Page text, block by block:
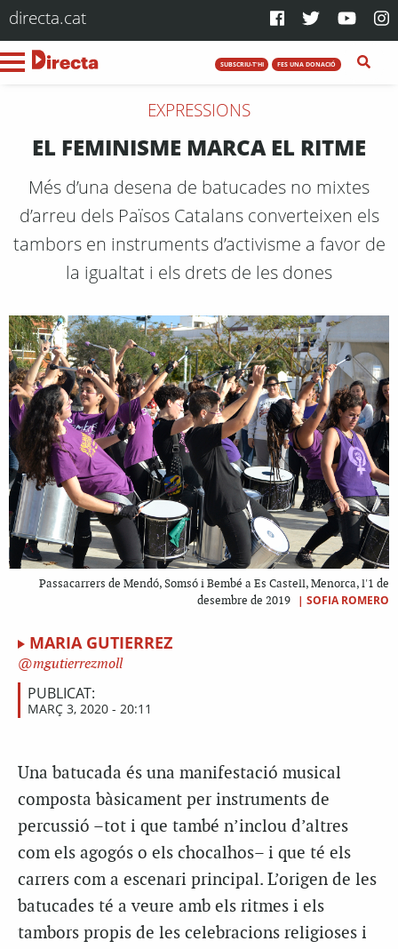
directa.cat
SUBSCRIU-T'HI FES UNA DONACIÓ
EXPRESSIONS
EL FEMINISME MARCA EL RITME
Més d’una desena de batucades no mixtes
d’arreu dels Països Catalans converteixen els
tambors en instruments d’activisme a favor de
la igualtat i els drets de les dones
Passacarrers de Mendó, Somsó i Bembé a Es Castell, Menorca, l'1 de
desembre de 2019
| SOFIA ROMERO
MARIA GUTIERREZ
mgutierrezmoll
PUBLICAT:
MARÇ 3, 2020 - 20:11
Una batucada és una manifestació musical
composta bàsicament per instruments de
percussió –tot i que també n’inclou d’altres
com els agogós o els chocalhos– i que té els
carrers com a escenari principal. L’origen de les
batucades té a veure amb els ritmes i els
tambors propis de les celebracions religioses i